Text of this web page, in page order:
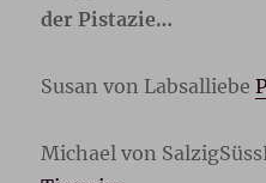
der Pistazie…
Susan von Labsalliebe
Michael von